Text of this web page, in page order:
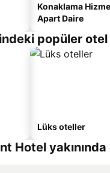
Konaklama
Apart Daire
popüler
Lüks oteller
Hotel